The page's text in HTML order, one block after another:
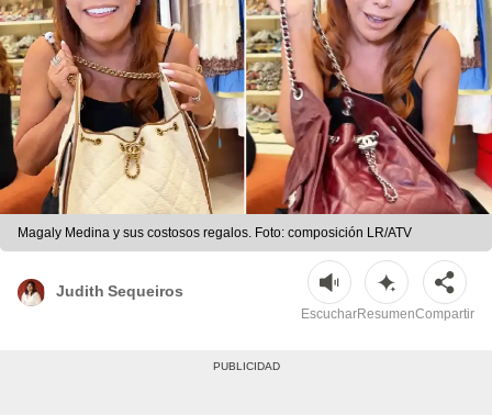
Magaly Medina y sus costosos regalos. Foto: composición LR/ATV
Judith Sequeiros
EscucharResumenCompartir